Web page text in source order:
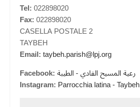
Tel:022898020
Fax:022898020
CASELLA POSTALE 2
TAYBEH
Email:taybeh.parish@lpj.org
Facebook:رعية المسيح الفادي - الطيبة
Instagram:Parrocchia latina - Taybeh